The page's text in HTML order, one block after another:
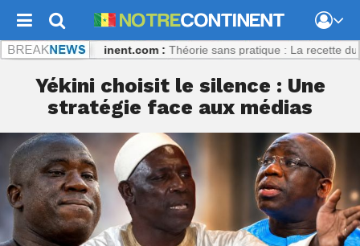
Notrecontinent.com : Théorie sans pratique : La recette du
Yékini choisit le silence : Une
stratégie face aux médias